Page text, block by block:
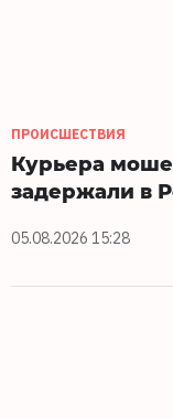
ПРОИСШЕСТВИЯ
Курьера
задержали в
05.08.2026 15:28